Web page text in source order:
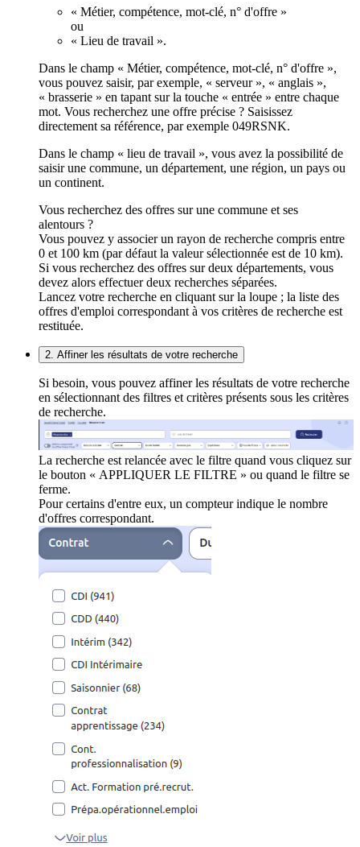
« Métier, compétence, mot-clé, n° d'offre »
ou
« Lieu de travail ».
Dans le champ « Métier, compétence, mot-clé, n° d'offre »,
vous pouvez saisir, par exemple, « serveur », « anglais »,
« brasserie » en tapant sur la touche « entrée » entre chaque
mot. Vous recherchez une offre précise ? Saisissez
directement sa référence, par exemple 049RSNK.
Dans le champ « lieu de travail », vous avez la possibilité de
saisir une commune, un département, une région, un pays ou
un continent.
Vous recherchez des offres sur une commune et ses
alentours ?
Vous pouvez y associer un rayon de recherche compris entre
0 et 100 km (par défaut la valeur sélectionnée est de 10 km).
Si vous recherchez des offres sur deux départements, vous
devez alors effectuer deux recherches séparées.
Lancez votre recherche en cliquant sur la loupe ; la liste des
offres d'emploi correspondant à vos critères de recherche est
restituée.
2. Affiner les résultats de votre recherche
Si besoin, vous pouvez affiner les résultats de votre recherche
en sélectionnant des filtres et critères présents sous les critères
de recherche.
La recherche est relancée avec le filtre quand vous cliquez sur
le bouton « APPLIQUER LE FILTRE » ou quand le filtre se
ferme.
Pour certains d'entre eux, un compteur indique le nombre
d'offres correspondant.